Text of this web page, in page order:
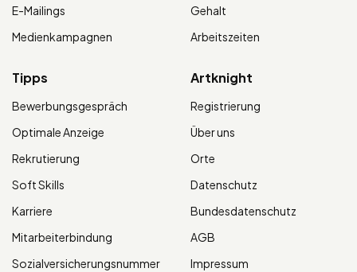
E-Mailings
Medienkampagnen
Gehalt
Arbeitszeiten
Tipps
Bewerbungsgespräch
Optimale Anzeige
Rekrutierung
Soft Skills
Karriere
Mitarbeiterbindung
Sozialversicherungsnummer
Artknight
Registrierung
Über uns
Orte
Datenschutz
Bundesdatenschutz
AGB
Impressum